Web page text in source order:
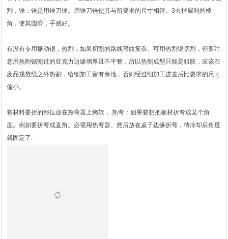
割，锉：锉是用锉刀锉。用锉刀锉使其与所要求的尺寸相符。3去掉犀利的棱
角，使其圆滑，手感好。
有没有专用振动锯，热割：如果切割的路线弯曲复杂。可用热割锯切割，但要注
意用热割锯割过的亚克力边缘增厚且不平整，所以热割成型只能是粗胚，应该在
废品规范线之外热割，给细加工留有余地，否则经过细加工进去后比要求的尺寸
偏小。
将材料要折的部位放在热弯器上烤软，.热弯：如果要想把板材折弯成某个角
度。例如要折弯成直角。必需用热弯器。然后放在桌子边缘折弯，待冷却后角度
就固定了.